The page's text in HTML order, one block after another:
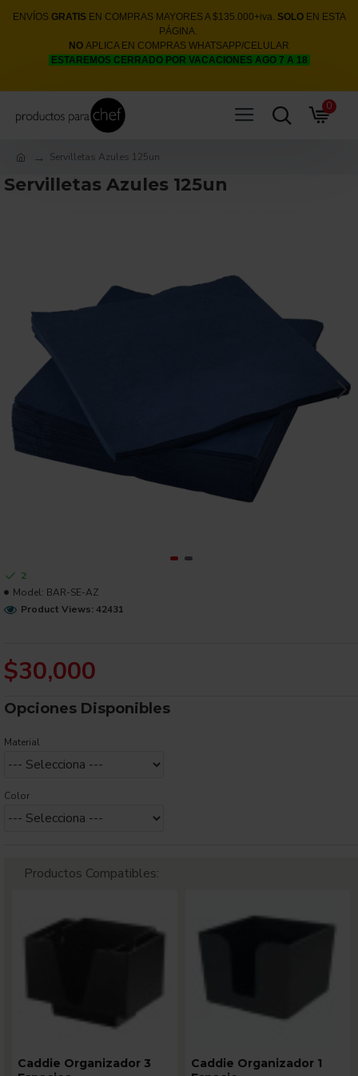
ENVÍOS GRATISEN COMPRAS MAYORES A $135.000+iva. SOLOEN ESTA
PÁGINA.
NO APLICA EN COMPRAS WHATSAPP/CELULAR
ESTAREMOS CERRADO POR VACACIONES AGO 7 A 18
0
Servilletas Azules 125un
Servilletas Azules 125un
$30,000
2
Model: BAR-SE-AZ
Product Views: 42431
Opciones Disponibles
Material
Color
Productos Compatibles:
Caddie Organizador 3
Caddie Organizador 1